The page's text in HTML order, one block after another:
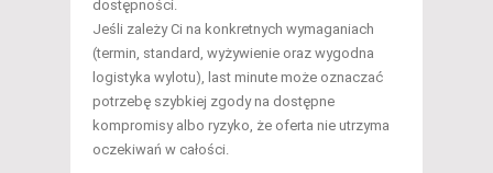
dostępności.
Jeśli zależy Ci na konkretnych wymaganiach
(termin, standard, wyżywienie oraz wygodna
logistyka wylotu), last minute może oznaczać
potrzebę szybkiej zgody na dostępne
kompromisy albo ryzyko, że oferta nie utrzyma
oczekiwań w całości.